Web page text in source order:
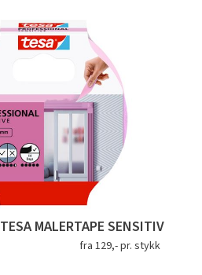
TESA MALERTAPE SENSITIV
fra 129,- pr. stykk